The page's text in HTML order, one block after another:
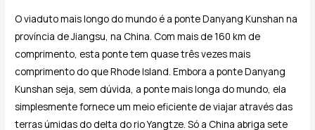
O viaduto mais longo do mundo é a ponte Danyang Kunshan na
província de Jiangsu, na China. Com mais de 160 km de
comprimento, esta ponte tem quase três vezes mais
comprimento do que Rhode Island. Embora a ponte Danyang
Kunshan seja, sem dúvida, a ponte mais longa do mundo, ela
simplesmente fornece um meio eficiente de viajar através das
terras úmidas do delta do rio Yangtze. Só a China abriga sete